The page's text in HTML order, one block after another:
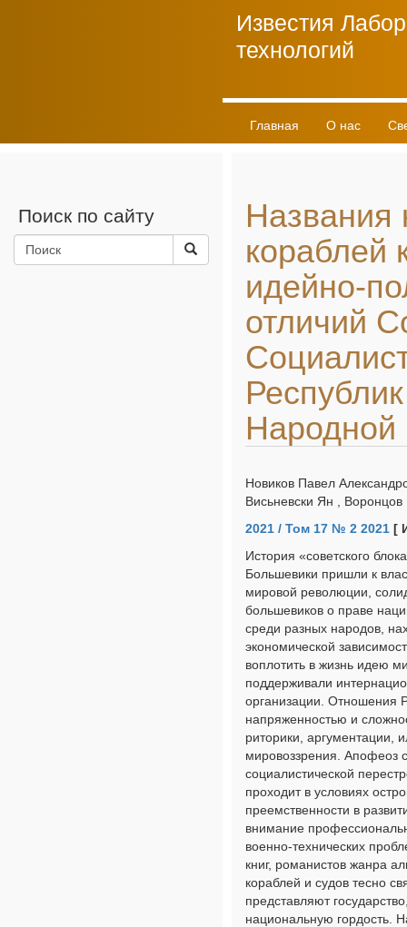
Известия
технологий
Главная О нас
Поиск по сайту
Названия
кораблей
идейно-
отличий
Народной
Новиков Павел
Висьневски Ян ,
2021 / Том 17 № 2 2021 [
История «советского
Большевики пришли к
мировой революции,
большевиков о праве
среди разных народов,
экономической
воплотить в жизнь идею
поддерживали
организации. Отношения
напряженностью и
риторики, аргументации,
мировоззрения. Апофеоз
социалистической
проходит в условиях
преемственности в
внимание
военно-технических
книг, романистов жанра
кораблей и судов тесно
представляют
национальную гордость.